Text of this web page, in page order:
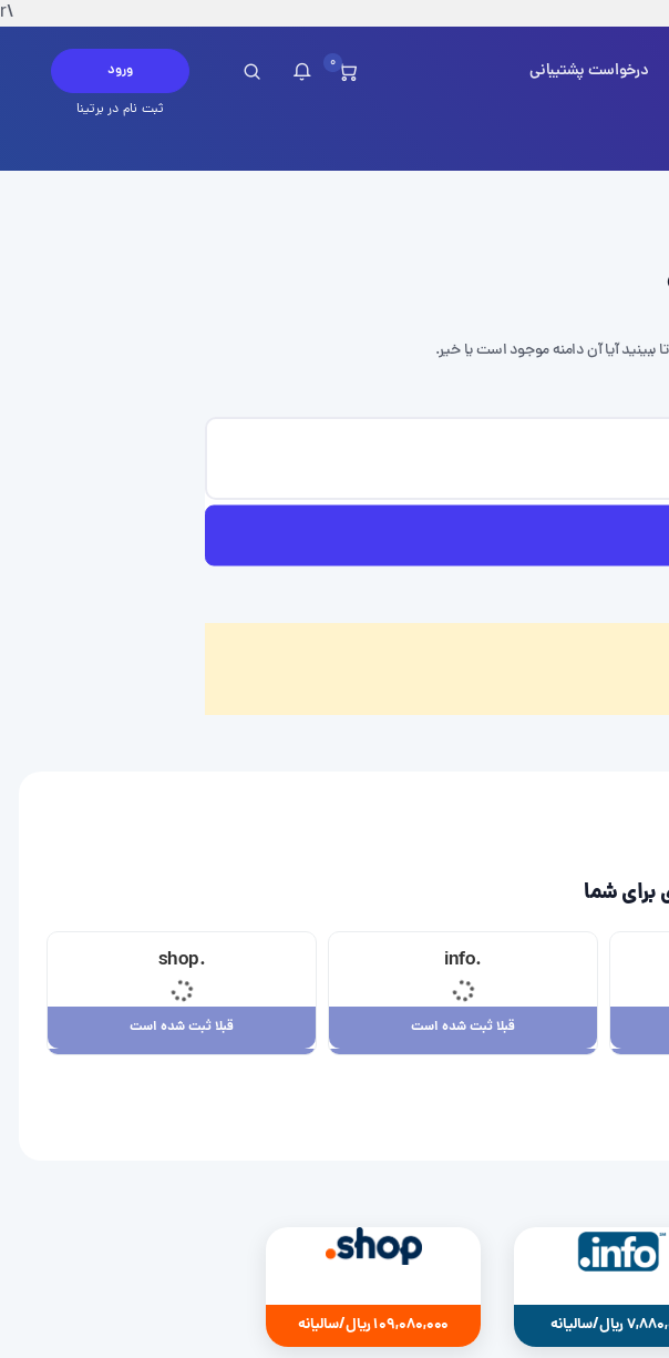
\r
درخواست پشتیبانی 0 ورود
ثبت نام در برتینا
ببینید آیا آن دامنه موجود است یا خیر.
برای شما
.info
قبلا ثبت شده است
.shop
قبلا ثبت شده است
ریال/سالیانه 109,080,000 ریال/سالیانه